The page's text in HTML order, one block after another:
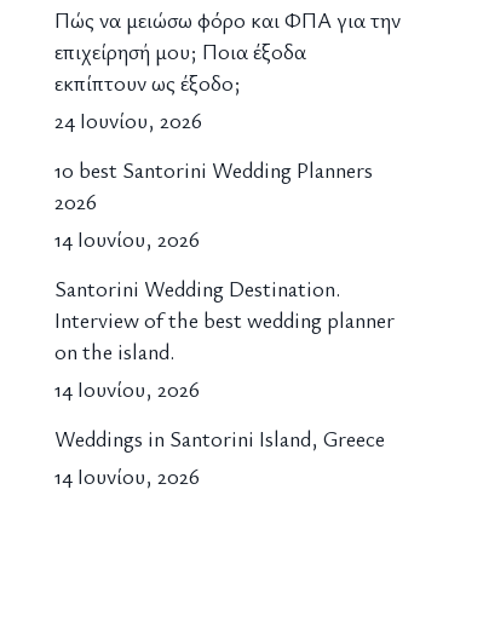
Πώς να μειώσω φόρο και ΦΠΑ για την
επιχείρησή μου; Ποια έξοδα
εκπίπτουν ως έξοδο;
24 Ιουνίου, 2026
10 best Santorini Wedding Planners
2026
14 Ιουνίου, 2026
Santorini Wedding Destination.
Interview of the best wedding planner
on the island.
14 Ιουνίου, 2026
Weddings in Santorini Island, Greece
14 Ιουνίου, 2026